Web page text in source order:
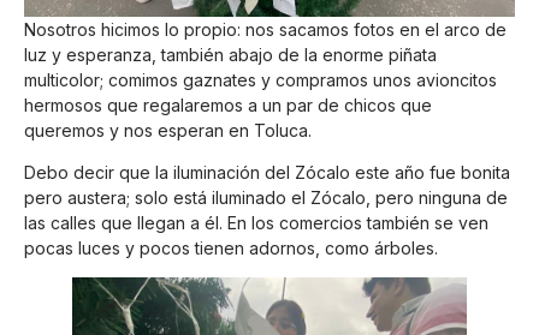
Nosotros hicimos lo propio: nos sacamos fotos en el arco de
luz y esperanza, también abajo de la enorme piñata
multicolor; comimos gaznates y compramos unos avioncitos
hermosos que regalaremos a un par de chicos que
queremos y nos esperan en Toluca.
Debo decir que la iluminación del Zócalo este año fue bonita
pero austera; solo está iluminado el Zócalo, pero ninguna de
las calles que llegan a él. En los comercios también se ven
pocas luces y pocos tienen adornos, como árboles.